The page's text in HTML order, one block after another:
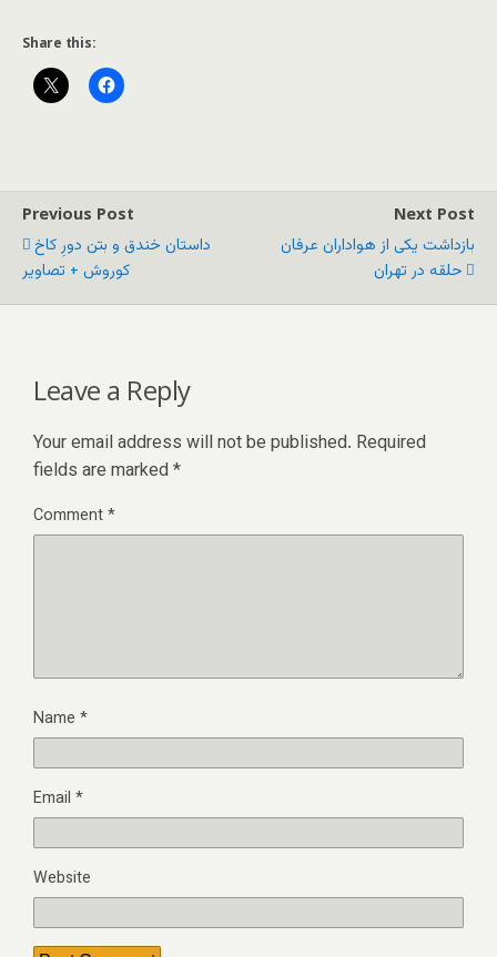
Share this:
Previous Post
داستان خندق و بتن دورِ کاخ
کوروش + تصاویر
Next Post
بازداشت یکی از هواداران عرفان
حلقه در تهران
Leave a Reply
Your email address will not be published. Required
fields are marked *
Comment*
Name *
Email *
Website